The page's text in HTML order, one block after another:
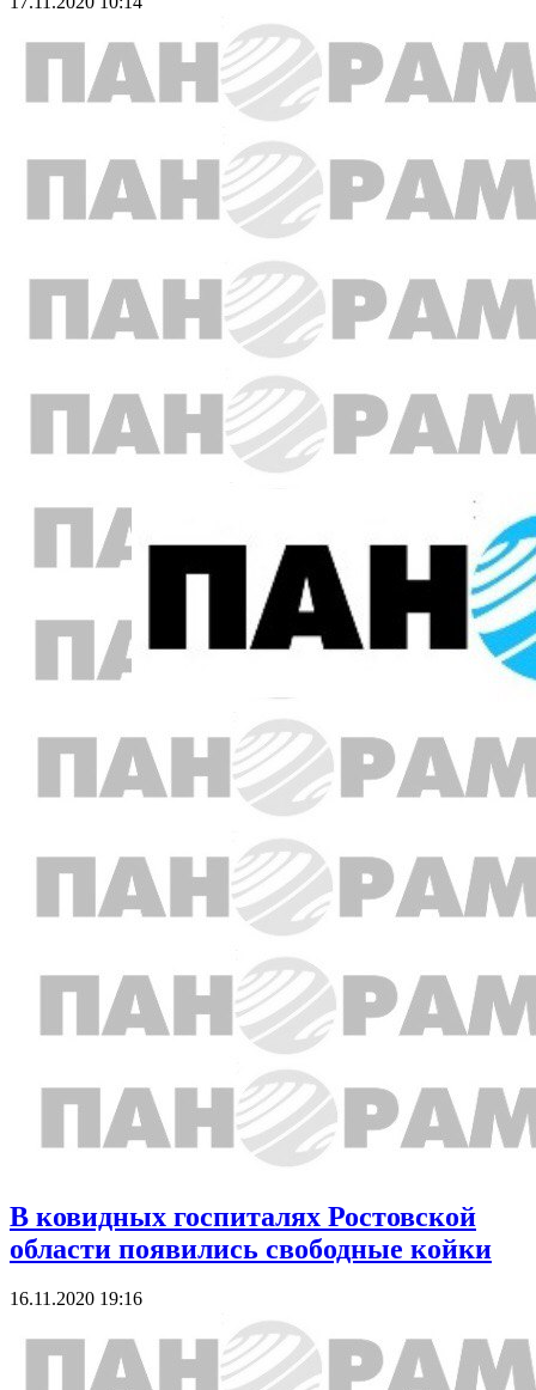
В ковидных госпиталях Ростовской
области появились свободные койки
16.11.2020 19:16